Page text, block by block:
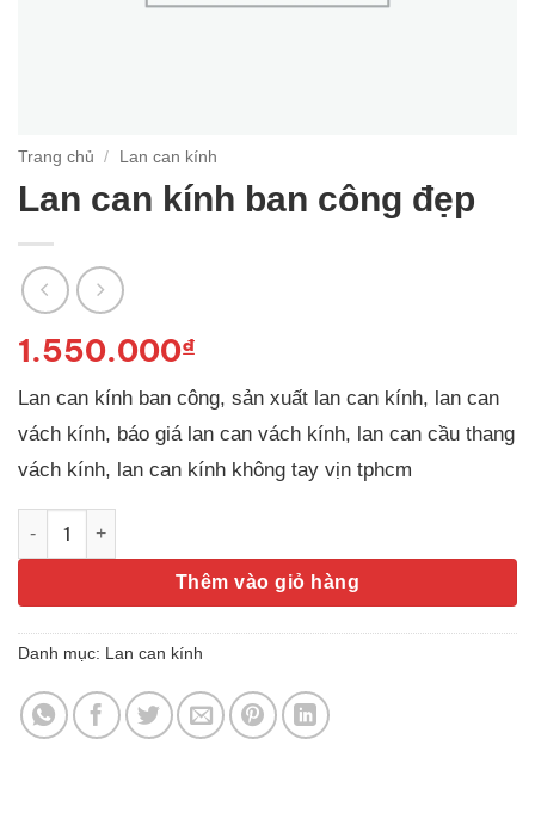
Trang chủ / Lan can kính
Lan can kính ban công đẹp
1.550.000₫
Lan can kính ban công, sản xuất lan can kính, lan can
vách kính, báo giá lan can vách kính, lan can cầu thang
vách kính, lan can kính không tay vịn tphcm
Lan can kính ban công đẹp số lượng
Thêm vào giỏ hàng
Danh mục: Lan can kính